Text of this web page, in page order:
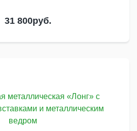
31 800руб.